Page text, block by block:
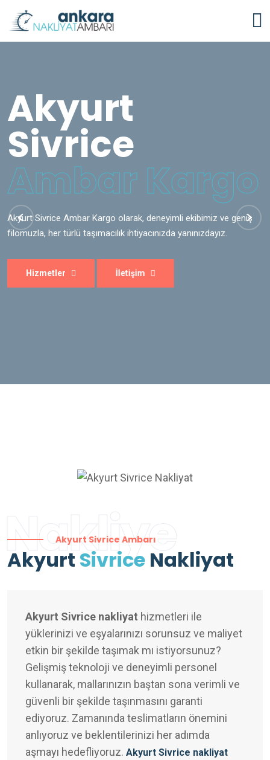
Nakliye
Akyurt Sivrice Ambarı
Akyurt Sivrice Nakliyat
Akyurt Sivrice nakliyat hizmetleri ile
yüklerinizi ve eşyalarınızı sorunsuz ve maliyet
etkin bir şekilde taşımak mı istiyorsunuz?
Gelişmiş teknoloji ve deneyimli personel
kullanarak, mallarınızın baştan sona verimli ve
güvenli bir şekilde taşınmasını garanti
ediyoruz. Zamanında teslimatların önemini
anlıyoruz ve beklentilerinizi her adımda
aşmayı hedefliyoruz. Akyurt Sivrice nakliyat